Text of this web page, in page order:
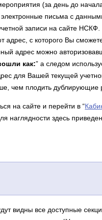
(за день до
письма с
записи на сайте НСКФ.
адрес, с которого Вы
адрес можно
как:” а следом
для Вашей текущей
чем плодить дублирующие
на сайте и перейти в “
наглядности здесь
видны все доступные